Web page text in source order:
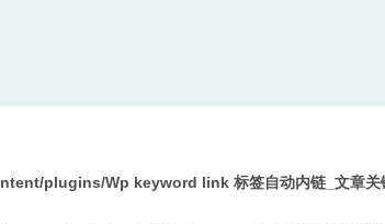
plugins/Wp keyword link 标签自动内链_文章关